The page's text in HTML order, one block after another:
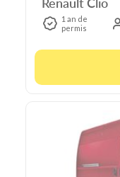
1 an de
permis